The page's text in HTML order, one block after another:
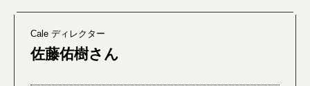
Cale ディレクター
佐藤佑樹さん